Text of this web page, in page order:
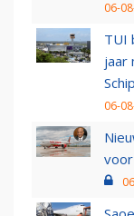
06-
TUI
jaar
06-